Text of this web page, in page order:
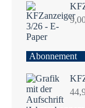
Abonnement